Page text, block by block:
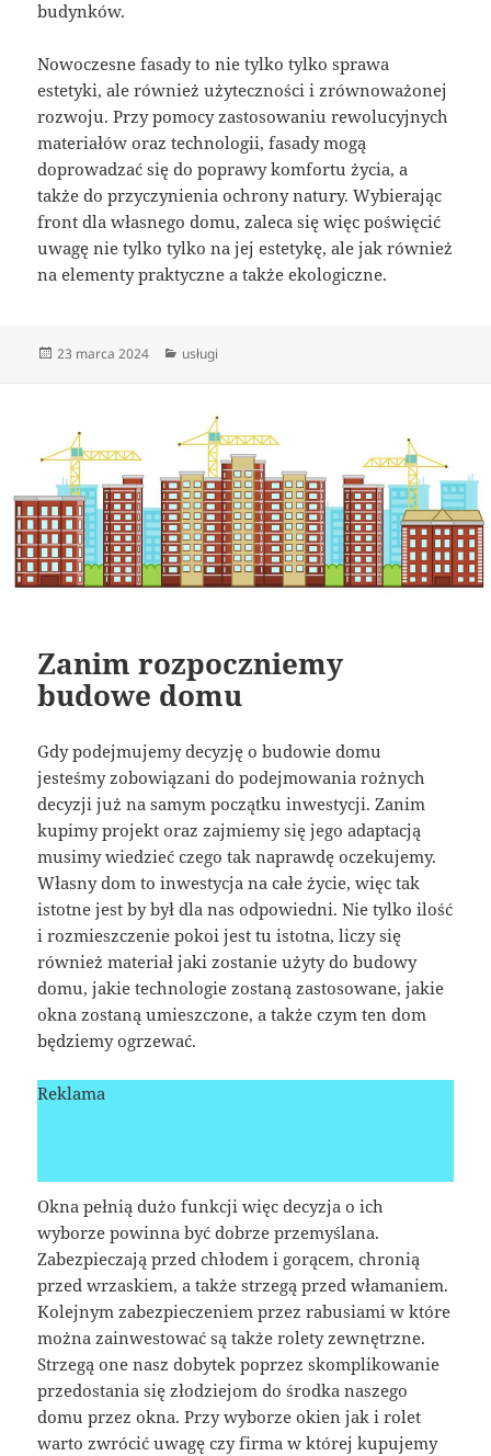
budynków.
Nowoczesne fasady to nie tylko tylko sprawa
estetyki, ale również użyteczności i zrównoważonej
rozwoju. Przy pomocy zastosowaniu rewolucyjnych
materiałów oraz technologii, fasady mogą
doprowadzać się do poprawy komfortu życia, a
także do przyczynienia ochrony natury. Wybierając
front dla własnego domu, zaleca się więc poświęcić
uwagę nie tylko tylko na jej estetykę, ale jak również
na elementy praktyczne a także ekologiczne.
Data
23 marca 2024 Kategorie
usługi
Zanim rozpoczniemy
budowe domu
Gdy podejmujemy decyzję o budowie domu
jesteśmy zobowiązani do podejmowania rożnych
decyzji już na samym początku inwestycji. Zanim
kupimy projekt oraz zajmiemy się jego adaptacją
musimy wiedzieć czego tak naprawdę oczekujemy.
Własny dom to inwestycja na całe życie, więc tak
istotne jest by był dla nas odpowiedni. Nie tylko ilość
i rozmieszczenie pokoi jest tu istotna, liczy się
również materiał jaki zostanie użyty do budowy
domu, jakie technologie zostaną zastosowane, jakie
okna zostaną umieszczone, a także czym ten dom
będziemy ogrzewać.
Reklama
Okna pełnią dużo funkcji więc decyzja o ich
wyborze powinna być dobrze przemyślana.
Zabezpieczają przed chłodem i gorącem, chronią
przed wrzaskiem, a także strzegą przed włamaniem.
Kolejnym zabezpieczeniem przez rabusiami w które
można zainwestować są także rolety zewnętrzne.
Strzegą one nasz dobytek poprzez skomplikowanie
przedostania się złodziejom do środka naszego
domu przez okna. Przy wyborze okien jak i rolet
warto zwrócić uwagę czy firma w której kupujemy